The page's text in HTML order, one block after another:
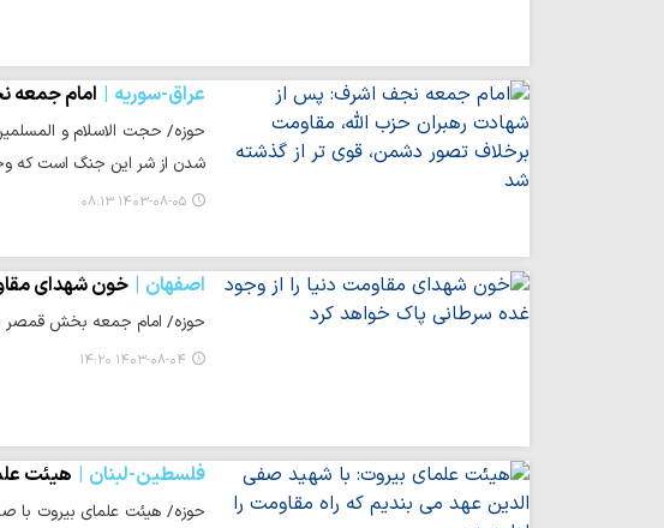
عراق-سوریه امام جمعه
حوزه/ حجت الاسلام و
شدن از شر این جنگ است که
۱۴۰۳-۰۸-۰۵ ۰۸:۱۳
اصفهان خون شهدای
حوزه/ امام جمعه بخش قمصر
۱۴۰۳-۰۸-۰۴ ۱۴:۲۰
فلسطین-لبنان هیئت
حوزه/ هیئت علمای بیروت با